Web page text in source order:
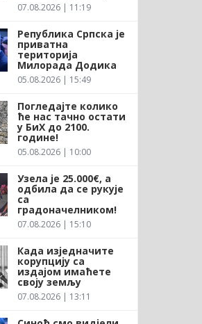
07.08.2026 | 11:19
Република Српска је
приватна
територија
Милорада Додика
05.08.2026 | 15:49
Погледајте колико
ће нас тачно остати
у БиХ до 2100.
године!
05.08.2026 | 10:00
Узела је 25.000€, а
одбила да се рукује
са
градоначелником!
07.08.2026 | 15:10
Када изједначите
корупцију са
издајом имаћете
своју земљу
07.08.2026 | 13:11